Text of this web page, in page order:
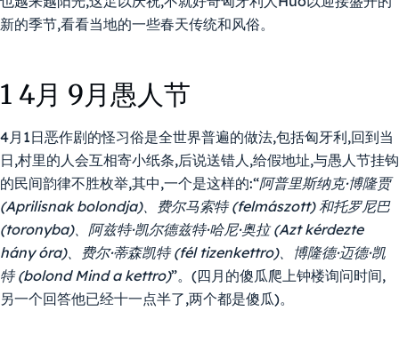
新的季节,看看当地的一些春天传统和风俗。
1 4月 9月愚人节
4月1日恶作剧的怪习俗是全世界普遍的做法,包括匈牙利,回到当
日,村里的人会互相寄小纸条,后说送错人,给假地址,与愚人节挂钩
的民间韵律不胜枚举,其中,一个是这样的:“阿普里斯纳克·博隆贾
(Aprilisnak bolondja)、费尔马索特 (felmászott) 和托罗尼巴
(toronyba)、阿兹特·凯尔德兹特·哈尼·奥拉 (Azt kérdezte
hány óra)、费尔·蒂森凯特 (fél tizenkettro)、博隆德·迈德·凯
特 (bolond Mind a kettro)”。(四月的傻瓜爬上钟楼询问时间,
另一个回答他已经十一点半了,两个都是傻瓜)。